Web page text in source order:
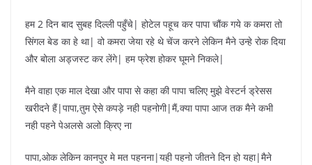
हम 2 दिन बाद सुबह दिल्ली पहुँचे| होटेल पहूच कर पापा चौंक गये क कमरा तो
सिंगल बेड का हे था| वो कमरा जेया रहे थे चेंज करने लेकिन मैने उन्हे रोक दिया
और बोला अड्जस्ट कर लेंगे| हम फ्रेश होकर घूमने निकले|
मैने वाहा एक माल देखा और पापा से कहा की पापा चलिए मुझे वेस्टर्न ड्रेसस
खरीदने हैं|पापा,तुम ऐसे कपड़े नही पहनोगी|मैं,क्या पापा आज तक मैने कभी
नही पहने पेअलसे अलो क्रिए ना
पापा,ओक लेकिन कानपुर मे मत पहनना|यही पहनो जीतने दिन हो यहा|मैने